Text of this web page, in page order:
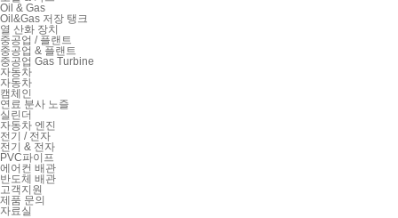
Oil & Gas
Oil&Gas 저장 탱크
열 산화 장치
중공업 / 플랜트
중공업 & 플랜트
중공업 Gas Turbine
자동차
자동차
캠체인
연료 분사 노즐
실린더
자동차 엔진
전기 / 전자
전기 & 전자
PVC파이프
에어컨 배관
반도체 배관
고객지원
제품 문의
자료실